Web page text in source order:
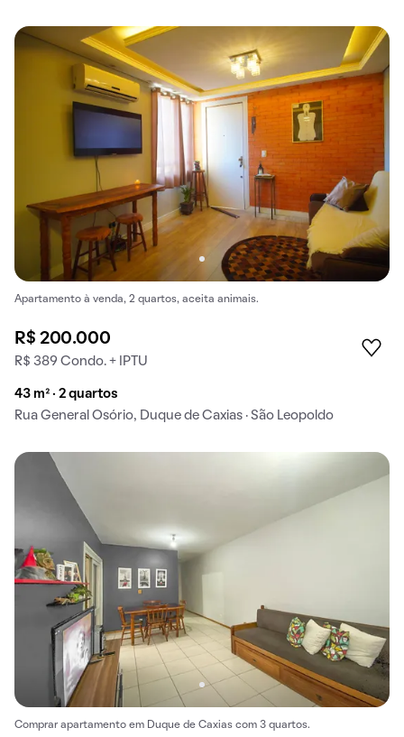
Apartamento à venda, 2 quartos, aceita animais.
R$ 200.000
R$ 389 Condo. + IPTU
43 m² · 2 quartos
Rua General Osório, Duque de Caxias · São Leopoldo
Comprar apartamento em Duque de Caxias com 3 quartos.